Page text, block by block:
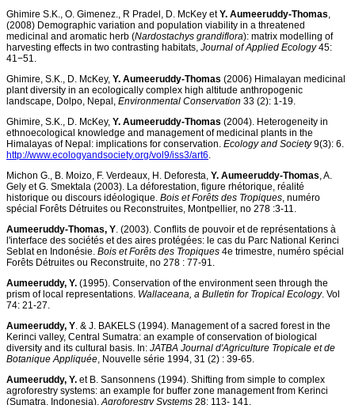
Ghimire S.K., O. Gimenez., R Pradel, D. McKey etY. Aumeeruddy-Thomas,
(2008) Demographic variation and population viability in a threatened
medicinal and aromatic herb (Nardostachys grandiflora): matrix modelling of
harvesting effects in two contrasting habitats, Journal of Applied Ecology45:
41−51.
Ghimire, S.K., D. McKey, Y. Aumeeruddy-Thomas (2006) Himalayan medicinal
plant diversity in an ecologically complex high altitude anthropogenic
landscape, Dolpo, Nepal, Environmental Conservation 33 (2): 1-19.
Ghimire, S.K., D. McKey, Y. Aumeeruddy-Thomas (2004). Heterogeneity in
ethnoecological knowledge and management of medicinal plants in the
Himalayas of Nepal: implications for conservation. Ecology and Society9(3): 6.
http://www.ecologyandsociety.org/vol9/iss3/art6.
Michon G., B. Moizo, F. Verdeaux, H. Deforesta, Y. Aumeeruddy-Thomas, A.
Gely et G. Smektala (2003). La déforestation, figure rhétorique, réalité
historique ou discours idéologique. Bois et Forêts des Tropiques, numéro
spécial Forêts Détruites ou Reconstruites, Montpellier, no 278 :3-11.
Aumeeruddy-Thomas, Y. (2003). Conflits de pouvoir et de représentations à
l'interface des sociétés et des aires protégées: le cas du Parc National Kerinci
Seblat en Indonésie. Bois et Forêts des Tropiques 4e trimestre, numéro spécial
Forêts Détruites ou Reconstruite, no 278 : 77-91.
Aumeeruddy, Y. (1995). Conservation of the environment seen through the
prism of local representations. Wallaceana, a Bulletin for Tropical Ecology. Vol
74: 21-27.
Aumeeruddy, Y. & J. BAKELS (1994). Management of a sacred forest in the
Kerinci valley, Central Sumatra: an example of conservation of biological
diversity and its cultural basis. In: JATBA Journal d'Agriculture Tropicale et de
Botanique Appliquée, Nouvelle série 1994, 31 (2) : 39-65.
Aumeeruddy, Y. et B. Sansonnens (1994). Shifting from simple to complex
agroforestry systems: an example for buffer zone management from Kerinci
(Sumatra, Indonesia).Agroforestry Systems 28: 113- 141.